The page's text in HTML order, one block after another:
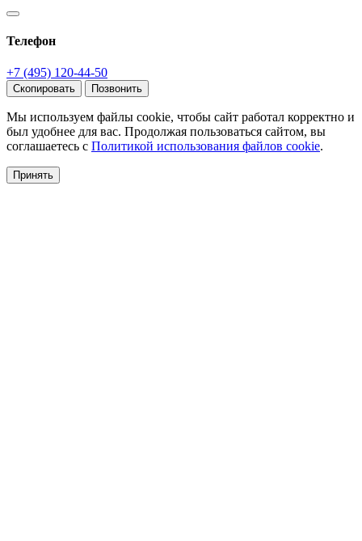
Телефон
+7 (495) 120-44-50
Скопировать Позвонить
Мы используем файлы cookie, чтобы сайт работал корректно и
был удобнее для вас. Продолжая пользоваться сайтом, вы
соглашаетесь с Политикой использования файлов cookie.
Принять